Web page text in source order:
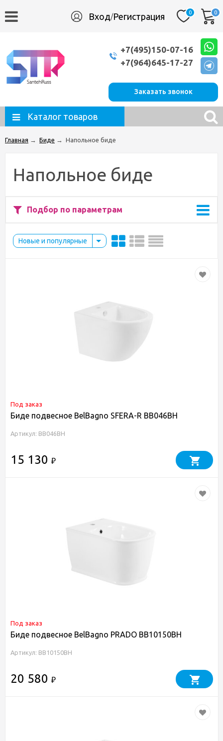
Вход/Регистрация 0 0
+7(495)150-07-16
+7(964)645-17-27
Заказать звонок
Каталог товаров
Главная → Биде → Напольное биде
Напольное биде
Подбор по параметрам
Новые и популярные
Под заказ
Биде подвесное BelBagno SFERA-R BB046BH
Артикул: BB046BH
15 130 ₽
Под заказ
Биде подвесное BelBagno PRADO BB10150BH
Артикул: BB10150BH
20 580 ₽